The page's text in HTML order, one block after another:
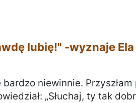
lubię!" -wyznaje
bardzo niewinnie.
„Słuchaj, ty tak